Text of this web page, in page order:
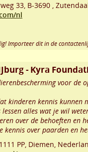
33, B-3690 ,
nl
Importeer dit in de
- Kyra
voor de
kinderen kennis kunnen
alles wat je wil
over de behoeften en
kennis over paarden en
1111 PP, Diemen,